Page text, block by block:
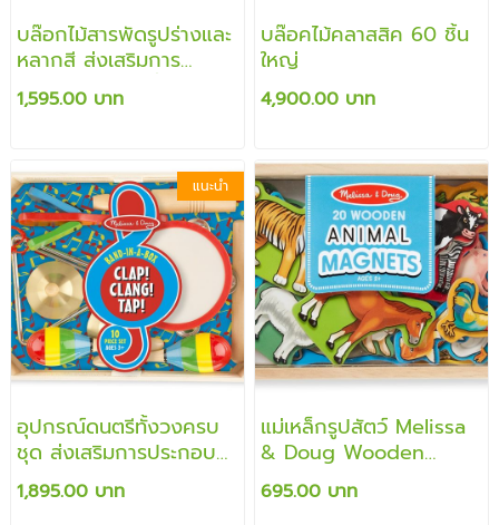
บล๊อกไม้สารพัดรูปร่างและ
หลากสี ส่งเสริมการ
วางแผน เรียนรู้เรื่องสี รูป
ร่าง โครงสร้าง
1,595.00 บาท
บล๊อคไม้คลาสสิค 60 ชิ้น
ใหญ่
4,900.00 บาท
แนะนำ
อุปกรณ์ดนตรีทั้งวงครบ
ชุด ส่งเสริมการประกอบ
จังหวะสนใจในสิ่งรอบข้าง
1,895.00 บาท
แม่เหล็กรูปสัตว์ Melissa
& Doug Wooden
Animal Magnets
695.00 บาท